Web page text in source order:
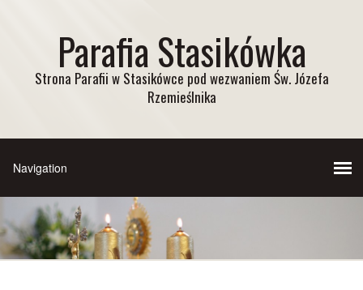
Parafia Stasikówka
Strona Parafii w Stasikówce pod wezwaniem Św. Józefa
Rzemieślnika